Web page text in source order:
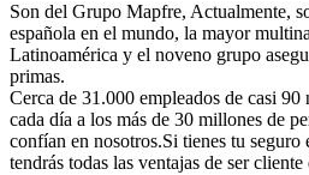
Son del Grupo Mapfre, Actualmente,
española en el mundo, la mayor
Latinoamérica y el noveno grupo
primas.
Cerca de 31.000 empleados de casi
cada día a los más de 30 millones de
confían en nosotros.Si tienes tu
tendrás todas las ventajas de ser